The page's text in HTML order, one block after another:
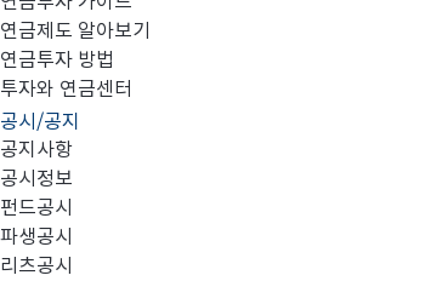
연금제도 알아보기
연금투자 방법
투자와 연금센터
공시/공지
공지사항
공시정보
펀드공시
파생공시
리츠공시
세부내용은 첨부를 참조하시기 바랍니다